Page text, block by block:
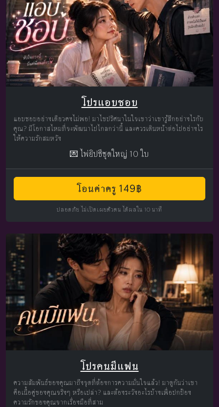
โปรแอบชอบ
แอบชอบอย่างเดียวคงไม่พอ! มาไขปริศนาในใจเขาว่าเขารู้สึกอย่างไรกับ
คุณ? มีโอกาสไหมที่จะพัฒนาไปไกลกว่านี้ และควรเดินหน้าต่อไปอย่างไร
ให้ความรักสมหวัง
💌 ไพ่ยิปซีชุดใหญ่ 10 ใบ
โอนค่าครู 149฿
ปลอดภัย ไม่เปิดเผยตัวตน ได้ผลใน 10 นาที
โปรคนมีแฟน
ความสัมพันธ์ของคุณมาถึงจุดที่ต้องการความมั่นใจแล้ว! มาดูกันว่าเขา
คือเนื้อคู่ของคุณจริงๆ หรือเปล่า? และต้องระวังอะไรบ้างเพื่อปกป้อง
ความรักของคุณจากเรื่องมือที่สาม